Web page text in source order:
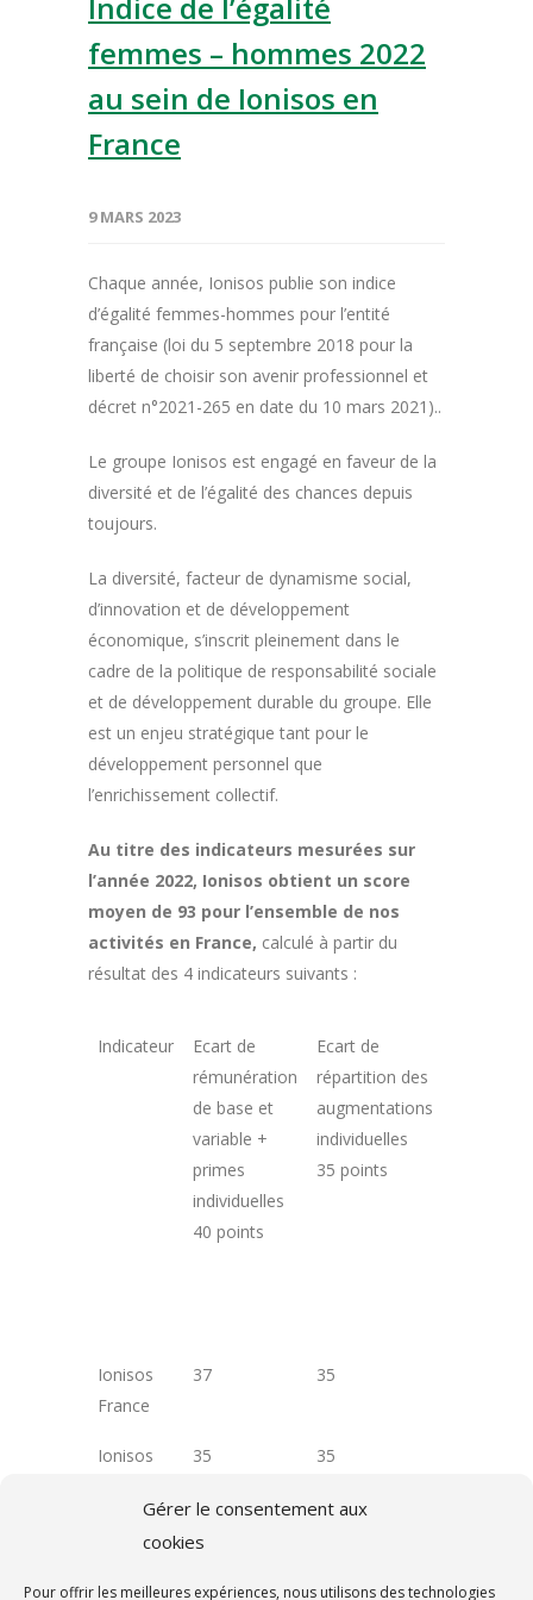
Gérer le consentement aux
cookies
Pour offrir les meilleures expériences, nous utilisons des technologies
femmes – hommes 2022
au sein de Ionisos en
France
9 MARS 2023
Chaque année, Ionisos publie son indice
d’égalité femmes-hommes pour l’entité
française (loi du 5 septembre 2018 pour la
liberté de choisir son avenir professionnel et
décret n°2021-265 en date du 10 mars 2021)..
Le groupe Ionisos est engagé en faveur de la
diversité et de l’égalité des chances depuis
toujours.
La diversité, facteur de dynamisme social,
d’innovation et de développement
économique, s’inscrit pleinement dans le
cadre de la politique de responsabilité sociale
et de développement durable du groupe. Elle
est un enjeu stratégique tant pour le
développement personnel que
l’enrichissement collectif.
Au titre des indicateurs mesurées sur
l’année 2022, Ionisos obtient un score
moyen de 93 pour l’ensemble de nos
activités en France, calculé à partir du
résultat des 4 indicateurs suivants :
Indicateur
Ecart de
rémunération
de base et
variable +
primes
individuelles
40 points
Ecart de
répartition des
augmentations
individuelles
35 points
Ionisos
France
37 35
Ionisos
Services
(entité
35 35